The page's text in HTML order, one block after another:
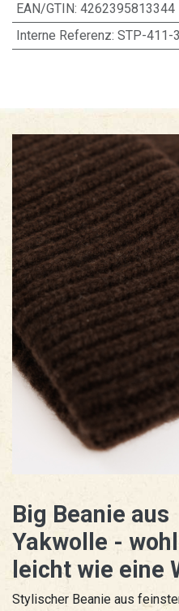
EAN/GTIN: 4262395813344
Interne Referenz: STP-411-
Big Beanie aus
Yakwolle -
leicht wie eine
Stylischer Beanie aus